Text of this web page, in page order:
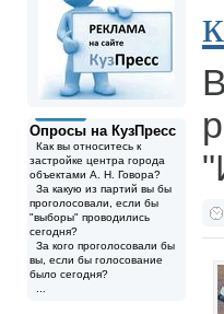
Опросы на КузПресс
Как вы относитесь к
застройке центра города
объектами А. Н. Говора?
За какую из партий вы бы
проголосовали, если бы
"выборы" проводились
сегодня?
За кого проголосовали бы
вы, если бы голосование
было сегодня?